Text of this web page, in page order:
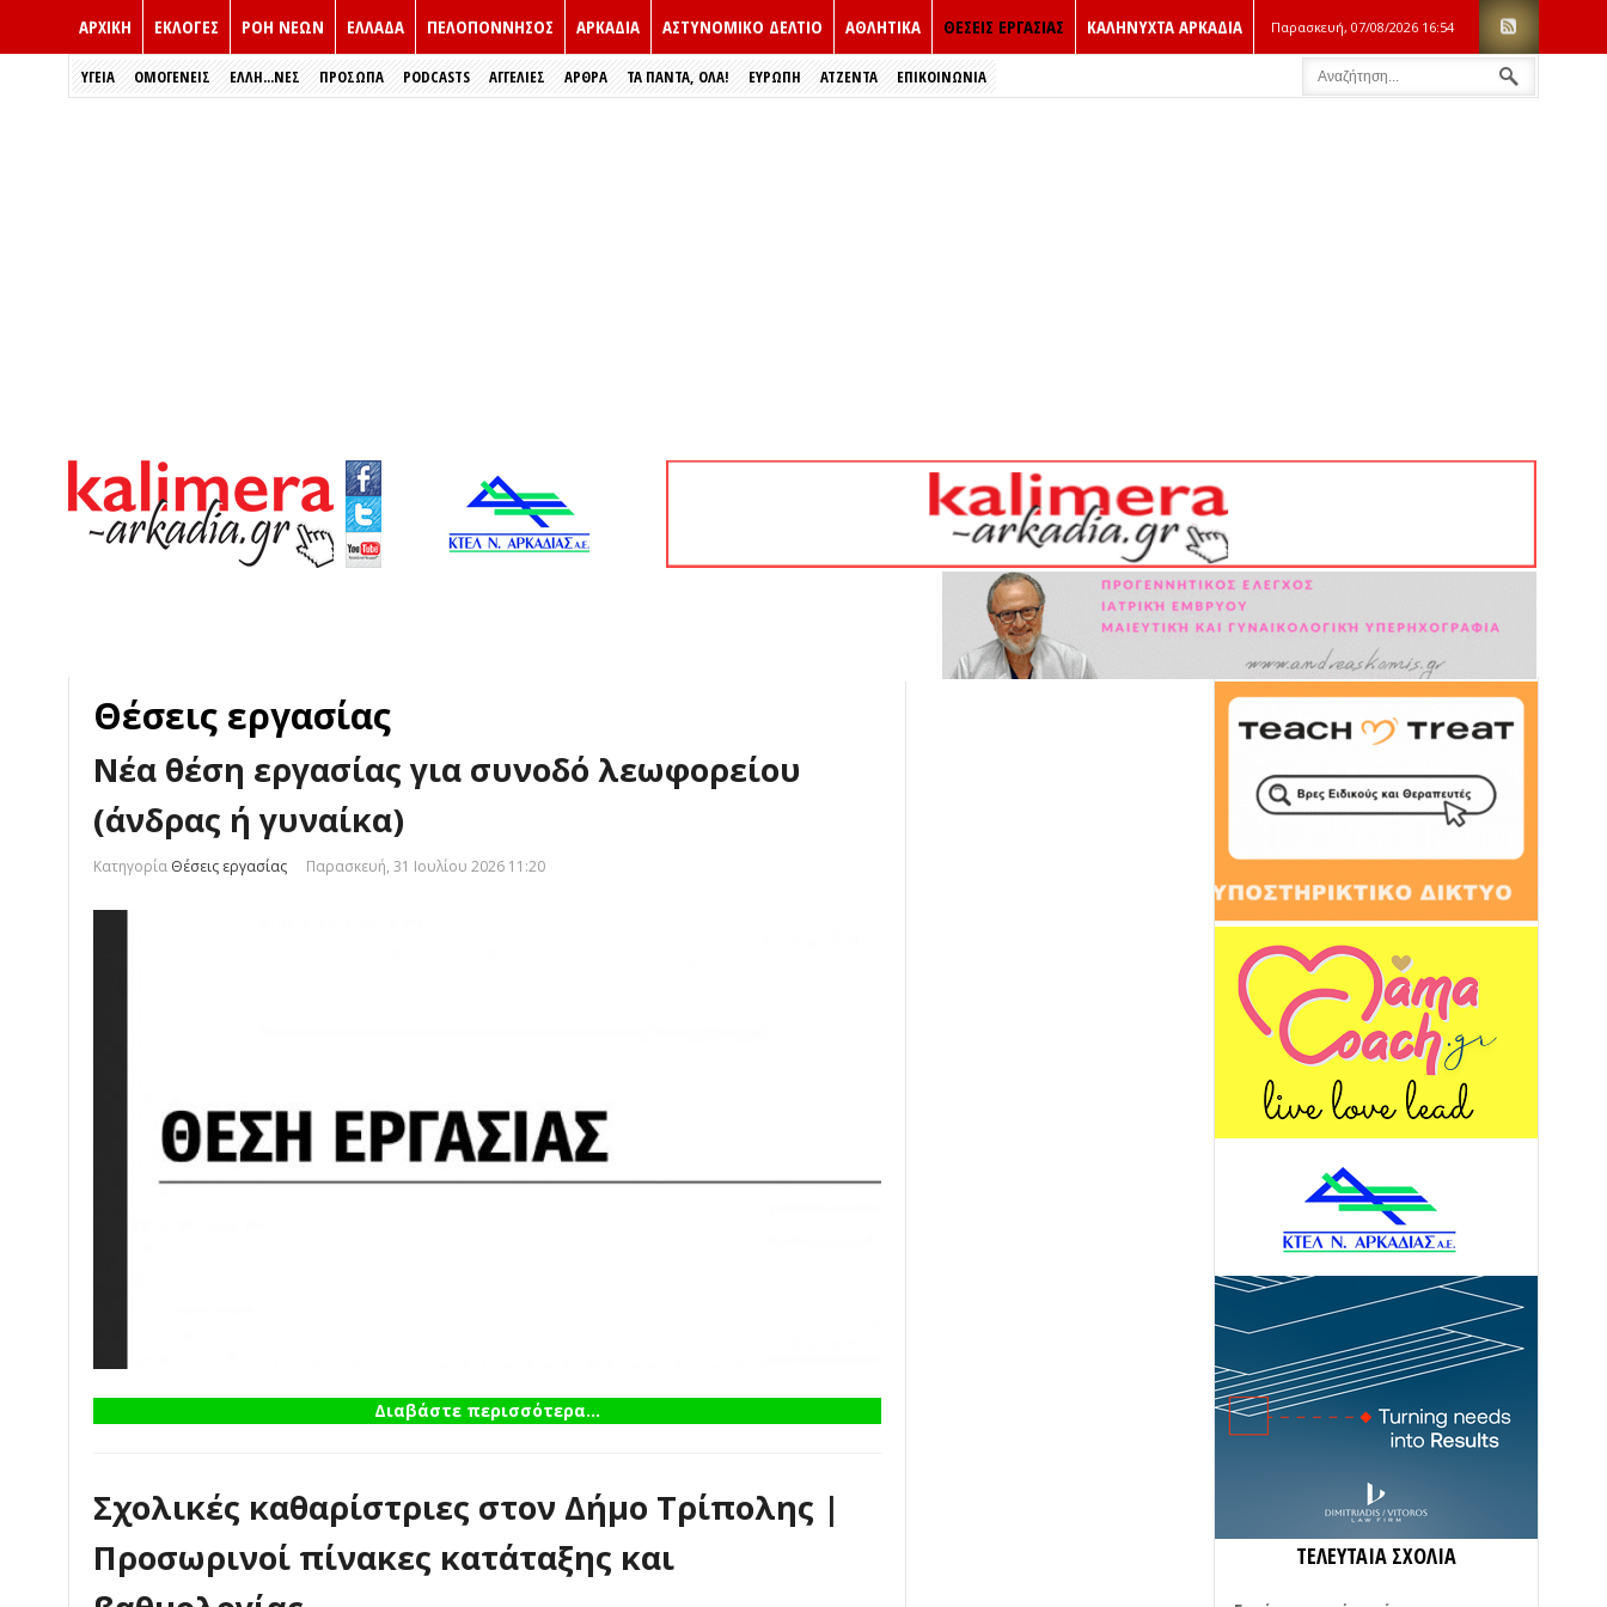
ΑΡΧΙΚΗ ΕΚΛΟΓΈΣ ΡΟΗ ΝΕΩΝ ΕΛΛΑΔΑ ΠΕΛΟΠΟΝΝΗΣΟΣ ΑΡΚΑΔΙΑ ΑΣΤΥΝΟΜΙΚΟ ΔΕΛΤΙΟ ΑΘΛΗΤΙΚΑ ΘΕΣΕΙΣ ΕΡΓΑΣΙΑΣ ΚΑΛΗΝΥΧΤΑ ΑΡΚΑΔΙΑ Παρασκευή, 07/08/2026 16:54
ΥΓΕΙΑ ΟΜΟΓΕΝΕΙΣ ΈΛΛΗ...ΝΕΣ ΠΡΌΣΩΠΑ PODCASTS ΑΓΓΕΛΙΕΣ ΑΡΘΡΑ ΤΑ ΠΑΝΤΑ, ΟΛΑ! ΕΥΡΏΠΗ ΑΤΖΕΝΤΑ ΕΠΙΚΟΙΝΩΝΙΑ
Θέσεις εργασίας
Νέα θέση εργασίας για συνοδό λεωφορείου
(άνδρας ή γυναίκα)
Κατηγορία Θέσεις εργασίας Παρασκευή, 31 Ιουλίου 2026 11:20
Διαβάστε περισσότερα...
Σχολικές καθαρίστριες στον Δήμο Τρίπολης |
Προσωρινοί πίνακες κατάταξης και
ΤΕΛΕΥΤΑΙΑ ΣΧΟΛΙΑ